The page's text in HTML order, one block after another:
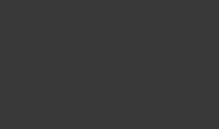
телевизора
телевизора
телевизора